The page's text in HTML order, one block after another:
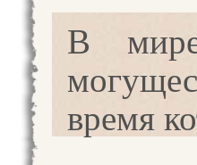
В
время